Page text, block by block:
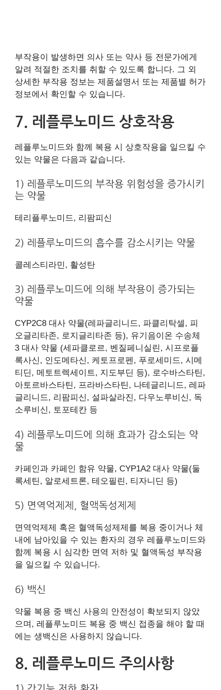
부작용이 발생하면 의사 또는 약사 등 전문가에게
알려 적절한 조치를 취할 수 있도록 합니다. 그 외
상세한 부작용 정보는 제품설명서 또는 제품별 허가
정보에서 확인할 수 있습니다.
7. 레플루노미드 상호작용
레플루노미드와 함께 복용 시 상호작용을 일으킬 수
있는 약물은 다음과 같습니다.
1) 레플루노미드의 부작용 위험성을 증가시키
는 약물
테리플루노미드, 리팜피신
2) 레플루노미드의 흡수를 감소시키는 약물
콜레스티라민, 활성탄
3) 레플루노미드에 의해 부작용이 증가되는
약물
CYP2C8 대사 약물(레파글리니드, 파클리탁셀, 피
오글리타존, 로지글리타존 등), 유기음이온 수송체
3 대사 약물 (세파클로르, 벤질페니실린, 시프로플
록사신, 인도메타신, 케토프로펜, 푸로세미드, 시메
티딘, 메토트렉세이트, 지도부딘 등), 로수바스타틴,
아토르바스타틴, 프라바스타틴, 나테글리니드, 레파
글리니드, 리팜피신, 설파살라진, 다우노루비신, 독
소루비신, 토포테칸 등
4) 레플루노미드에 의해 효과가 감소되는 약
물
카페인과 카페인 함유 약물, CYP1A2 대사 약물(둘
록세틴, 알로세트론, 테오필린, 티자니딘 등)
5) 면역억제제, 혈액독성제제
면역억제제 혹은 혈액독성제제를 복용 중이거나 체
내에 남아있을 수 있는 환자의 경우 레플루노미드와
함께 복용 시 심각한 면역 저하 및 혈액독성 부작용
을 일으킬 수 있습니다.
6) 백신
약물 복용 중 백신 사용의 안전성이 확보되지 않았
으며, 레플루노미드 복용 중 백신 접종을 해야 할 때
에는 생백신은 사용하지 않습니다.
8. 레플루노미드 주의사항